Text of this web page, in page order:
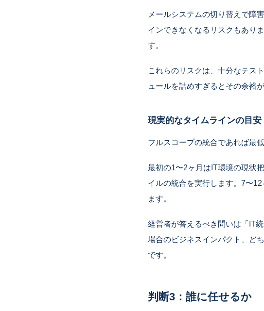
メールシステムの切り替えで障
インできなくなるリスクもあり
す。
これらのリスクは、十分なテス
ュールを詰めすぎるとその余裕
現実的なタイムラインの目安
フルスコープの統合であれば最
最初の1〜2ヶ月はIT環境の現状
イルの統合を実行します。7〜
ます。
経営者が答えるべき問いは「IT
場合のビジネスインパクト、ど
です。
判断3：誰に任せるか